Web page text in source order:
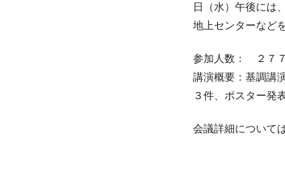
日（水）午後には
地上センターなど
参加人数： ２７７
講演概要：基調講
３件、ポスター発
会議詳細について